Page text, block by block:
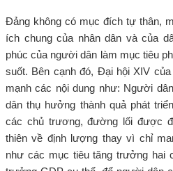
Đảng không có mục đích tự thân,
ích chung của nhân dân và của
phúc của người dân làm mục tiêu
suốt. Bên cạnh đó, Đại hội XIV
mạnh các nội dung như: Người
dân thụ hưởng thành quả phát
các chủ trương, đường lối được
thiên về định lượng thay vì chỉ
như các mục tiêu tăng trưởng hai